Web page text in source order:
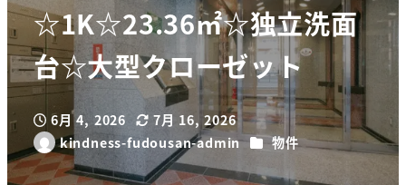
☆1K☆23.36㎡☆独立洗面
台☆大型クローゼット
投稿日
6月 4, 2026
更新日
7月 16, 2026
著
者
kindness-fudousan-admin カテゴリー
物件